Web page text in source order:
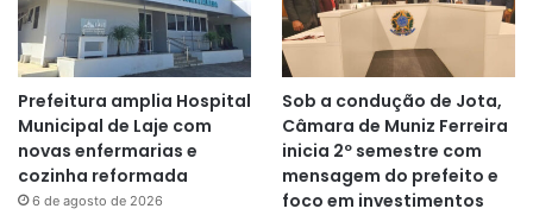
Prefeitura amplia Hospital
Municipal de Laje com
novas enfermarias e
cozinha reformada
6 de agosto de 2026
Sob a condução de Jota,
Câmara de Muniz Ferreira
inicia 2º semestre com
mensagem do prefeito e
foco em investimentos